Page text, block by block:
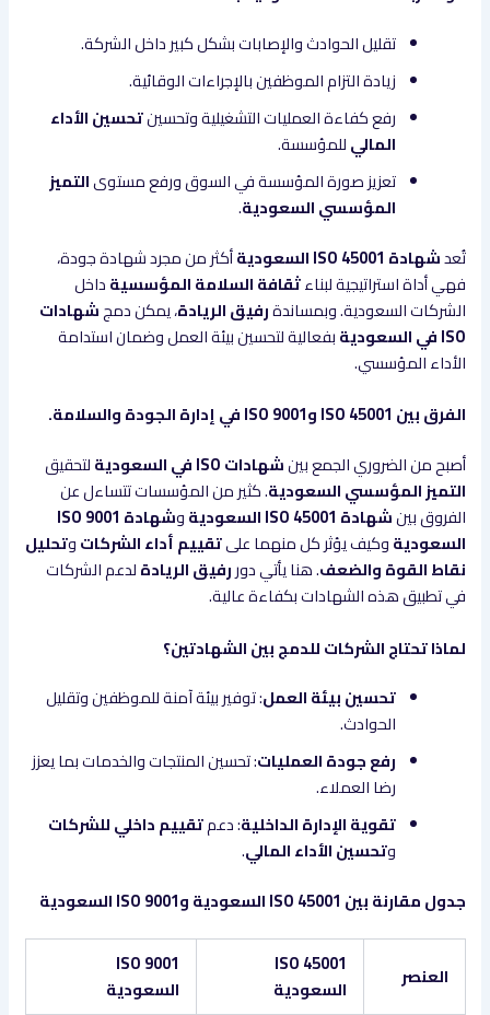
تقليل الحوادث والإصابات بشكل كبير داخل الشركة.
زيادة التزام الموظفين بالإجراءات الوقائية.
رفع كفاءة العمليات التشغيلية وتحسينتحسين الأداء
الماليللمؤسسة.
تعزيز صورة المؤسسة في السوق ورفع مستوىالتميز
المؤسسي السعودية.
تُعدشهادة ISO 45001 السعودية
أكثر من مجرد شهادة جودة،
فهي أداة استراتيجية لبناءثقافة السلامة المؤسسيةداخل
الشركات السعودية. وبمساندةرفيق الريادة، يمكن دمجشهادات
ISO في السعودية
بفعالية لتحسين بيئة العمل وضمان استدامة
الأداء المؤسسي.
الفرق بين ISO 45001 وISO 9001 في إدارة الجودة والسلامة.
أصبح من الضروري الجمع بينشهادات ISO في السعودية
لتحقيق
التميز المؤسسي السعودية. كثير من المؤسسات تتساءل عن
الفروق بينشهادة ISO 45001 السعودية و
شهادة ISO 9001
السعوديةوكيف يؤثر كل منهما علىتقييم أداء الشركاتوتحليل
نقاط القوة والضعف. هنا يأتي دوررفيق الريادةلدعم الشركات
في تطبيق هذه الشهادات بكفاءة عالية.
لماذا تحتاج الشركات للدمج بين الشهادتين؟
تحسين بيئة العمل: توفير بيئة آمنة للموظفين وتقليل
الحوادث.
رفع جودة العمليات: تحسين المنتجات والخدمات بما يعزز
رضا العملاء.
تقوية الإدارة الداخلية: دعمتقييم داخلي للشركات
وتحسين الأداء المالي.
جدول مقارنة بين ISO 45001 السعودية وISO 9001 السعودية
العنصر
ISO 45001
السعودية
ISO 9001
السعودية